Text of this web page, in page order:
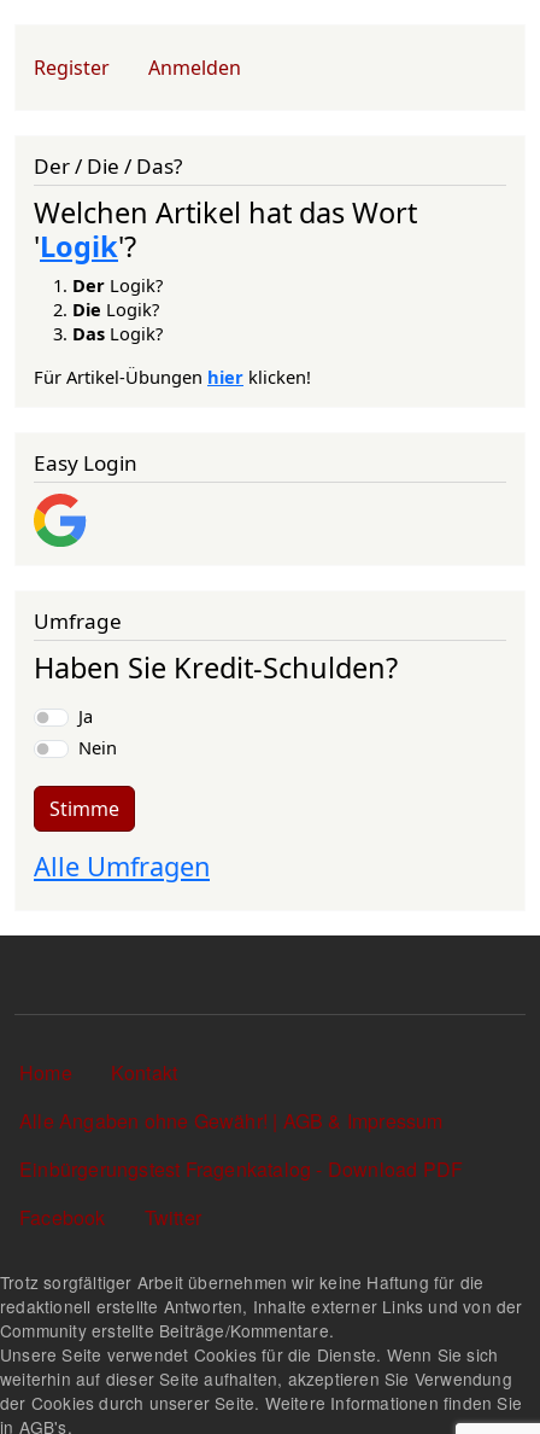
User account menu
Register Anmelden
Der / Die / Das?
Welchen Artikel hat das Wort
'Logik'?
Der Logik?
Die Logik?
Das Logik?
Für Artikel-Übungen hier klicken!
Easy Login
Umfrage
Haben Sie Kredit-Schulden?
Auswahlmöglichkeiten
Ja
Nein
Stimme
Alle Umfragen
Sekundärlinks
Home
Kontakt
Alle Angaben ohne Gewähr! | AGB & Impressum
Einbürgerungstest Fragenkatalog - Download PDF
Facebook
Twitter
Trotz sorgfältiger Arbeit übernehmen wir keine Haftung für die
redaktionell erstellte Antworten, Inhalte externer Links und von der
Community erstellte Beiträge/Kommentare.
Unsere Seite verwendet Cookies für die Dienste. Wenn Sie sich
weiterhin auf dieser Seite aufhalten, akzeptieren Sie Verwendung
der Cookies durch unserer Seite. Weitere Informationen finden Sie
in AGB's.